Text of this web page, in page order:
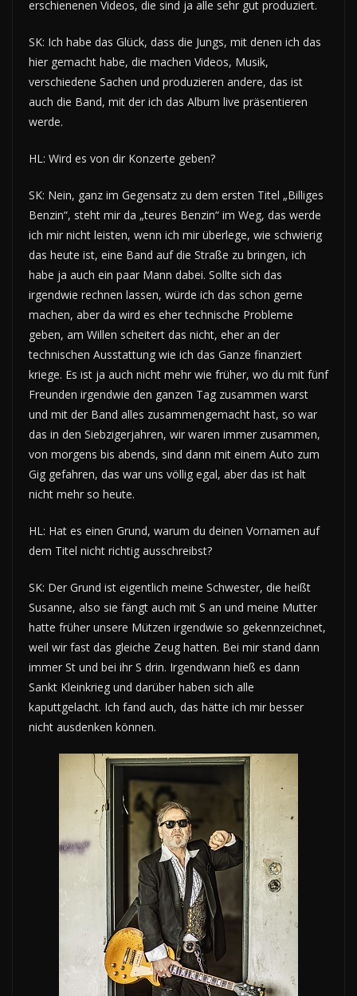
erschienenen Videos, die sind ja alle sehr gut produziert.
SK: Ich habe das Glück, dass die Jungs, mit denen ich das
hier gemacht habe, die machen Videos, Musik,
verschiedene Sachen und produzieren andere, das ist
auch die Band, mit der ich das Album live präsentieren
werde.
HL: Wird es von dir Konzerte geben?
SK: Nein, ganz im Gegensatz zu dem ersten Titel „Billiges
Benzin“, steht mir da „teures Benzin“ im Weg, das werde
ich mir nicht leisten, wenn ich mir überlege, wie schwierig
das heute ist, eine Band auf die Straße zu bringen, ich
habe ja auch ein paar Mann dabei. Sollte sich das
irgendwie rechnen lassen, würde ich das schon gerne
machen, aber da wird es eher technische Probleme
geben, am Willen scheitert das nicht, eher an der
technischen Ausstattung wie ich das Ganze finanziert
kriege. Es ist ja auch nicht mehr wie früher, wo du mit fünf
Freunden irgendwie den ganzen Tag zusammen warst
und mit der Band alles zusammengemacht hast, so war
das in den Siebzigerjahren, wir waren immer zusammen,
von morgens bis abends, sind dann mit einem Auto zum
Gig gefahren, das war uns völlig egal, aber das ist halt
nicht mehr so heute.
HL: Hat es einen Grund, warum du deinen Vornamen auf
dem Titel nicht richtig ausschreibst?
SK: Der Grund ist eigentlich meine Schwester, die heißt
Susanne, also sie fängt auch mit S an und meine Mutter
hatte früher unsere Mützen irgendwie so gekennzeichnet,
weil wir fast das gleiche Zeug hatten. Bei mir stand dann
immer St und bei ihr S drin. Irgendwann hieß es dann
Sankt Kleinkrieg und darüber haben sich alle
kaputtgelacht. Ich fand auch, das hätte ich mir besser
nicht ausdenken können.